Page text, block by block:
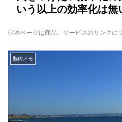
いう以上の効率化は無
ⓘ本ページは商品、サービスのリンクに
脳内メモ